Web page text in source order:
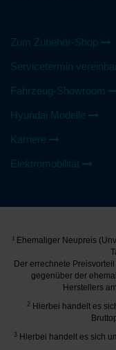
Zum Zubehör-Shop
Servicetermin
Fahrzeug-Showroom
Hyundai Modelle
Karriere
Elektromobilität
1
Ehemaliger Neupreis
Der errechnete
gegenüber der
Herstellers
2 Hierbei handelt es
3 Hierbei handelt es sich